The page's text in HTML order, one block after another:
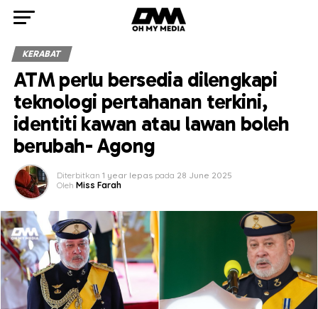
KERABAT
ATM perlu bersedia dilengkapi
teknologi pertahanan terkini,
identiti kawan atau lawan boleh
berubah- Agong
Diterbitkan 1 year lepas pada 28 June 2025
Oleh Miss Farah